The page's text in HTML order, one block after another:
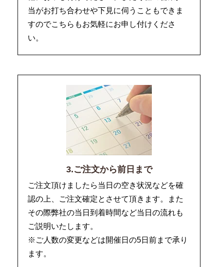
当がお打ち合わせや下見に伺うこともできま
すのでこちらもお気軽にお申し付けくださ
い。
3.ご注文から前日まで
ご注文頂けましたら当日の空き状況などを確
認の上、ご注文確定とさせて頂きます。また
その際弊社の当日到着時間など当日の流れも
ご説明いたします。
※ご人数の変更などは開催日の5日前まで承り
ます。